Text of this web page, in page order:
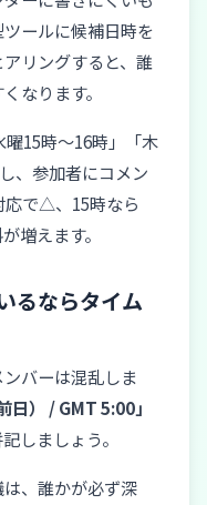
ールに候補日時を
リングすると、誰
なります。
15時〜16時」「木
、参加者にコメン
応で△、15時なら
増えます。
るならタイム
ンバーは混乱しま
日） / GMT 5:00」
しましょう。
、誰かが必ず深